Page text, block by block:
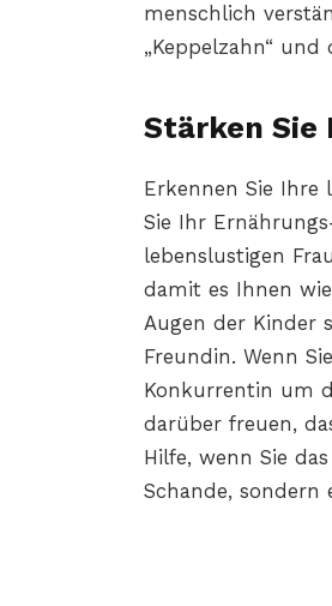
menschlich
„Keppelzahn“
Stärken Sie
Erkennen Sie Ihre
Sie Ihr
lebenslustigen
damit es Ihnen
Augen der Kinder
Freundin. Wenn
Konkurrentin um
darüber freuen,
Hilfe, wenn Sie
Schande, sondern